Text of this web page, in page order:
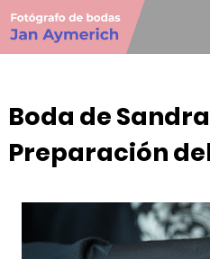
Boda de
Preparación